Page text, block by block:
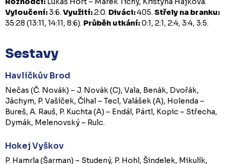
Vyloučení:3:6.Využití:2:0. Diváci:405.Střely na branku:
35:28 (13:11, 14:11, 8:6). Průběh utkání:0:1, 2:1, 2:4, 3:4, 3:5.
Sestavy
Havlíčkův Brod
Nečas (Č. Novák) – J. Novák (C), Vala, Benák, Dvořák,
Jáchym, P. Vašíček, Číhal – Tecl, Valášek (A), Holenda –
Bureš, A. Rauš, P. Kuchta (A) – Endál, Pártl, Kopic – Střecha,
Dymák, Melenovský – Rulc.
Hokej Vyškov
P. Hamrla (Šarman) – Studený, P. Hohl, Šindelek, Mikulík,